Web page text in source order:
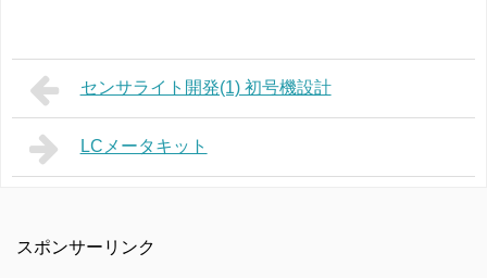
センサライト開発(1) 初号機設計
LCメータキット
スポンサーリンク